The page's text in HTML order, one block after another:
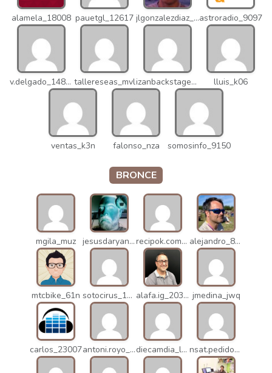
alamela_18008 pauetgl_12617 jlgonzalezdiaz_12316astroradio_9097
v.delgado_14821 tallereseas_mvl izanbackstage_14556 lluis_k06
ventas_k3n falonso_nza somosinfo_9150
BRONCE
mgila_muz jesusdaryanani_mko recipok.com_n5u alejandro_8931
mtcbike_61n sotocirus_11872 alafa.ig_20338 jmedina_jwq
carlos_23007 antoni.royo_10023 diecamdia_l27 nsat.pedidos_1235